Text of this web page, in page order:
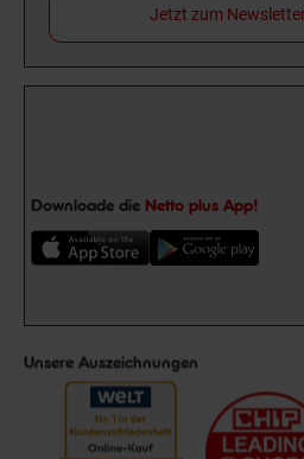
Jetzt zum
Downloade die Netto plus App!
Unsere Auszeichnungen